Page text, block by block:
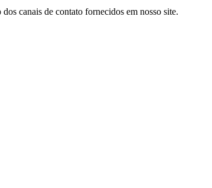
canais de contato fornecidos em nosso site.